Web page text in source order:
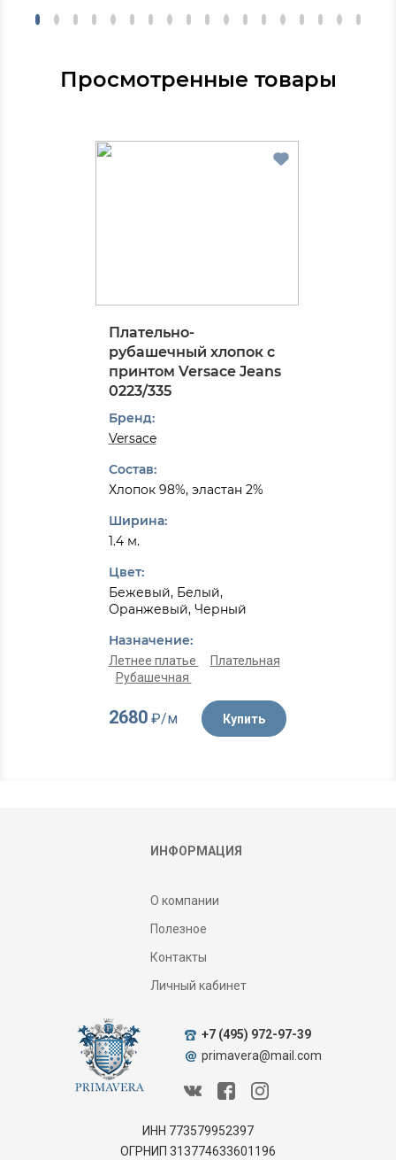
Просмотренные товары
Плательно-
рубашечный хлопок с
принтом Versace Jeans
0223/335
Бренд:
Versace
Состав:
Хлопок 98%, эластан 2%
Ширина:
1.4 м.
Цвет:
Бежевый, Белый,
Оранжевый, Черный
Назначение:
Летнее платье
Плательная
Рубашечная
2680₽/м Купить
ИНФОРМАЦИЯ
О компании
Полезное
Контакты
Личный кабинет
ИНН 773579952397
ОГРНИП 313774633601196
+7 (495) 972-97-39
primavera@mail.com